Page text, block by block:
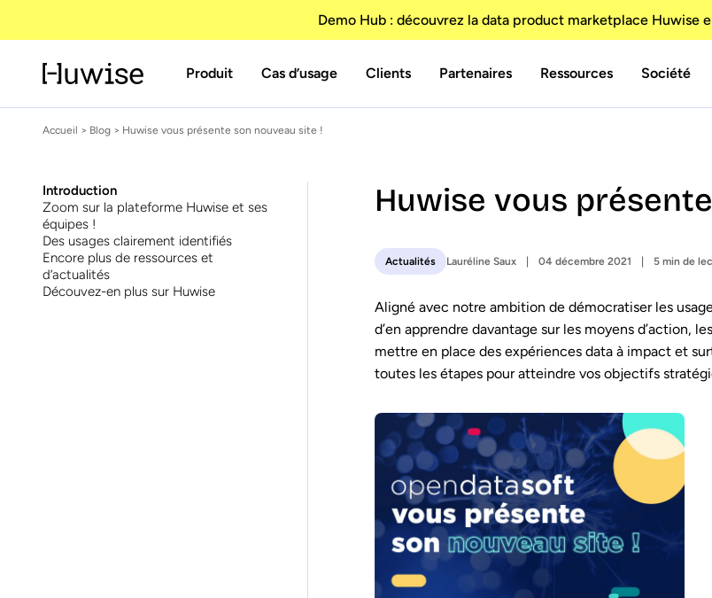
Demo Hub : découvrez la data product marketplace Huwise
Produit Cas d’usage Clients Partenaires Ressources Société
Accueil > Blog > Huwise vous présente son nouveau site !
Introduction
Zoom sur la plateforme Huwise et ses
équipes !
Des usages clairement identifiés
Encore plus de ressources et
d’actualités
Découvez-en plus sur Huwise
Huwise vous
Actualités Lauréline Saux 04 décembre 2021 5 min de
Aligné avec notre ambition de démocratiser les
d’en apprendre davantage sur les moyens d’action,
mettre en place des expériences data à impact et
toutes les étapes pour atteindre vos objectifs